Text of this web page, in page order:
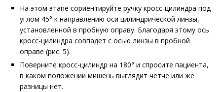
На этом этапе сориентируйте ручку кросс-цилиндра под
углом 45° к направлению оси цилиндрической линзы,
установленной в пробную оправу. Благодаря этому ось
кросс-цилиндра совпадет с осью линзы в пробной
оправе (рис. 5).
Поверните кросс-цилиндр на 180° и спросите пациента,
в каком положении мишень выглядит четче или же
разницы нет.